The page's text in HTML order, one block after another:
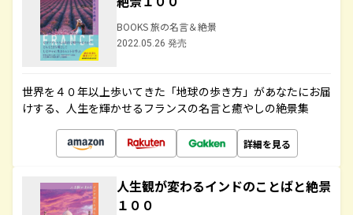
BOOKS 旅の名言＆絶景
2022.05.26 発売
世界を４０年以上歩いてきた「地球の歩き方」があなたにお届
けする、人生を輝かせるフランスの名言と癒やしの絶景集
詳細を見る
人生観が変わるインドのことばと絶景
１００